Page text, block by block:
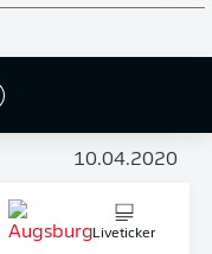
Liveticker
10.04.2020
Liveticker